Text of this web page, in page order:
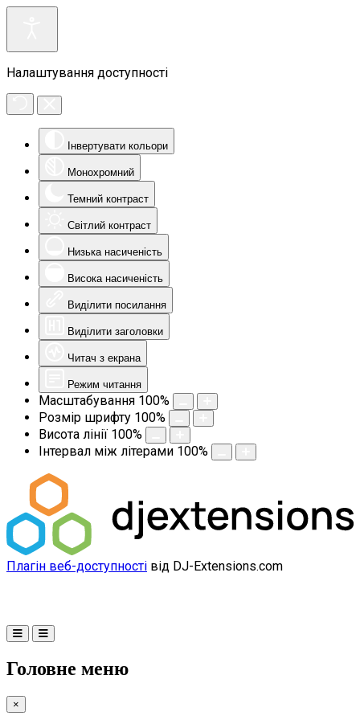
Налаштування доступності
Інвертувати кольори
Монохромний
Темний контраст
Світлий контраст
Низька насиченість
Висока насиченість
Виділити посилання
Виділити заголовки
Читач з екрана
Режим читання
Масштабування 100%
Розмір шрифту 100%
Висота лінії 100%
Інтервал між літерами 100%
Плагін веб-доступності від DJ-Extensions.com
Головне меню
×